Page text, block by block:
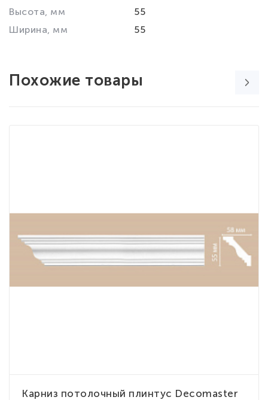
Высота, мм
55
Ширина, мм
55
Похожие товары
Карниз потолочный плинтус Decomaster